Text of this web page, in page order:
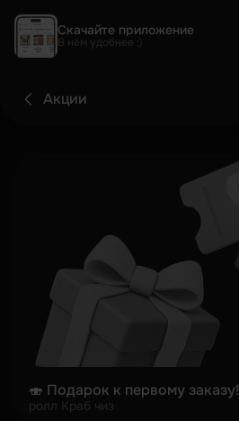
Скачайте приложение
В нём удобнее ;)
Акции
🍣 Подарок к первому заказу!
ролл Краб чиз